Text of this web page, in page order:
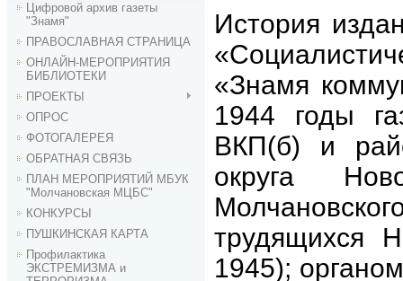
Цифровой архив газеты
"Знамя"
ПРАВОСЛАВНАЯ СТРАНИЦА
ОНЛАЙН-МЕРОПРИЯТИЯ
БИБЛИОТЕКИ
ПРОЕКТЫ
ОПРОС
ФОТОГАЛЕРЕЯ
ОБРАТНАЯ СВЯЗЬ
ПЛАН МЕРОПРИЯТИЙ МБУК
"Молчановская МЦБС"
КОНКУРСЫ
ПУШКИНСКАЯ КАРТА
Профилактика
ЭКСТРЕМИЗМА и
История
«Знамя
1944 годы
ВКП(б) и
округа
трудящихся
1945);